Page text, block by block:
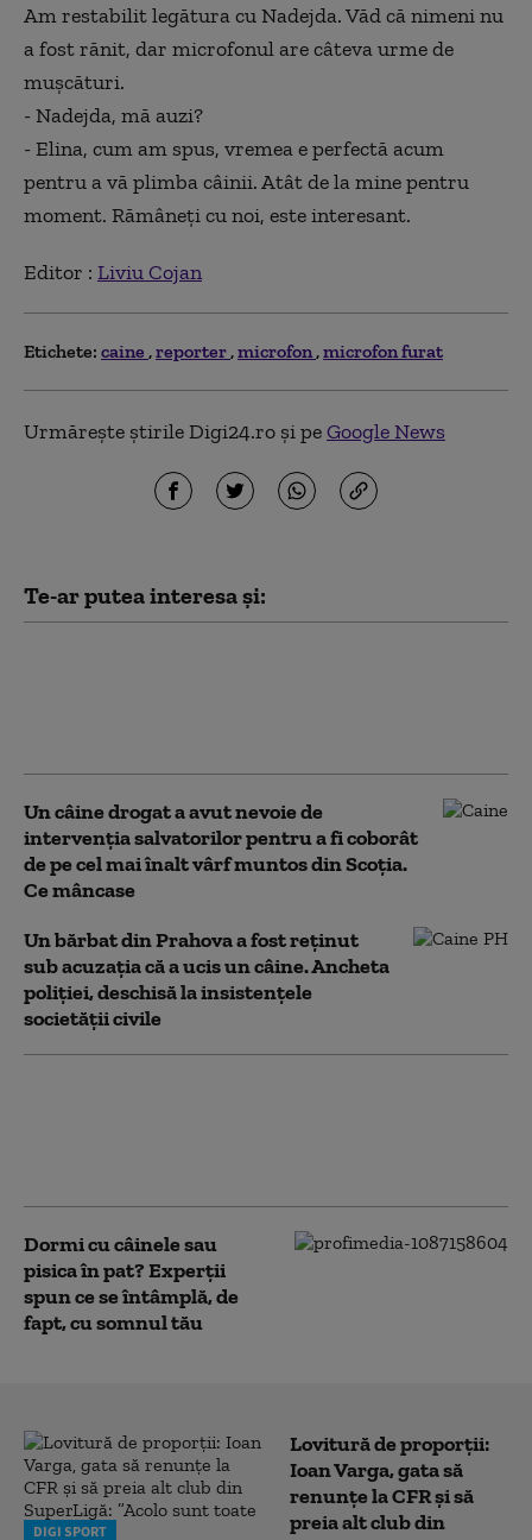
Am restabilit legătura cu Nadejda. Văd că nimeni nu
a fost rănit, dar microfonul are câteva urme de
mușcături.
- Nadejda, mă auzi?
- Elina, cum am spus, vremea e perfectă acum
pentru a vă plimba câinii. Atât de la mine pentru
moment. Rămâneți cu noi, este interesant.
Editor : Liviu Cojan
Etichete: caine reporter microfon microfon furat
Urmărește știrile Digi24.ro și peGoogle News
Te-ar putea interesa și:
Un câine drogat a avut nevoie de
intervenția salvatorilor pentru a fi coborât
de pe cel mai înalt vârf muntos din Scoția.
Ce mâncase
Un bărbat din Prahova a fost reţinut
sub acuzaţia că a ucis un câine. Ancheta
poliţiei, deschisă la insistențele
societății civile
Dormi cu câinele sau
pisica în pat? Experții
spun ce se întâmplă, de
fapt, cu somnul tău
DIGI SPORT
Lovitură de proporții:
Ioan Varga, gata să
renunțe la CFR și să
preia alt club din